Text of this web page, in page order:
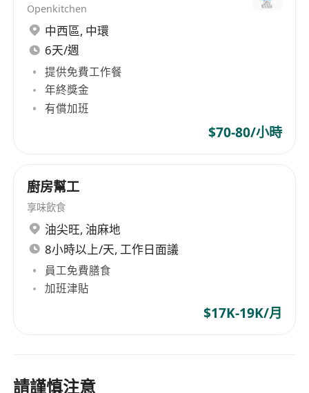
Openkitchen
中西區, 中環
6天/週
提供免費工作餐
年終獎金
有償加班
$70-80/小時
廚房幫工
享味飲食
油尖旺, 油麻地
8小時以上/天, 工作日面議
員工免費膳食
加班津貼
$17K-19K/月
請謹慎注意